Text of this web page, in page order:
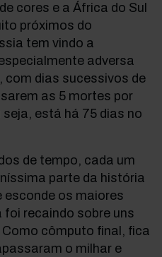
cores e a África do Sul
próximos do
tem vindo a
adversa
com dias sucessivos de
as 5 mortes por
está há 75 dias no
de tempo, cada um
parte da história
esconde os maiores
recaindo sobre uns
cômputo final, fica
o milhar e